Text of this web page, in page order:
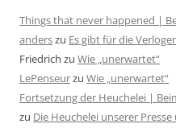
Things that never happened |
anderszu Es gibt für die
Friedrich zu Wie „unerwartet“
LePenseurzu Wie „unerwartet“
Fortsetzung der Heuchelei |
zu Die Heuchelei unserer